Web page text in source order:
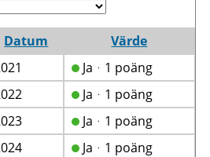
Datum
Värde
Jaᆞ1 poäng
Jaᆞ1 poäng
Jaᆞ1 poäng
Jaᆞ1 poäng